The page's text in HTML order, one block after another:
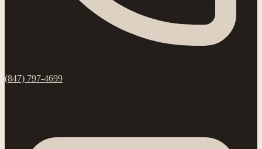
(847) 797-4699